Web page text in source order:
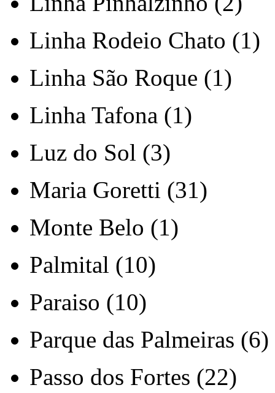
Linha Rodeio Chato (1)
Linha São Roque (1)
Linha Tafona (1)
Luz do Sol (3)
Maria Goretti (31)
Monte Belo (1)
Palmital (10)
Paraiso (10)
Parque das Palmeiras (6)
Passo dos Fortes (22)